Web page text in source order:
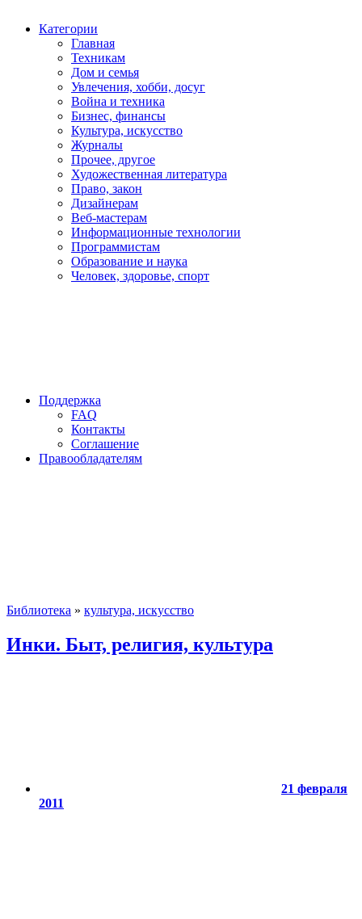
Категории
Главная
Техникам
Дом и семья
Увлечения, хобби, досуг
Война и техника
Бизнес, финансы
Культура, искусство
Журналы
Прочее, другое
Художественная литература
Право, закон
Дизайнерам
Веб-мастерам
Информационные технологии
Программистам
Образование и наука
Человек, здоровье, спорт
Поддержка
FAQ
Контакты
Соглашение
Правообладателям
Библиотека » культура, искусство
Инки. Быт, религия, культура
21 февраля
2011